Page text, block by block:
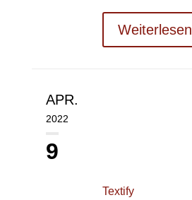
Weiterlesen
APR.
2022
9
Textify